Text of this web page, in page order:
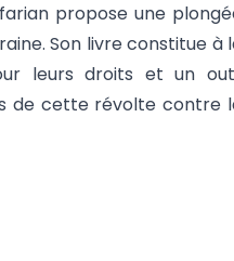
propose une
Son livre constitue à
leurs droits et un
de cette révolte contre